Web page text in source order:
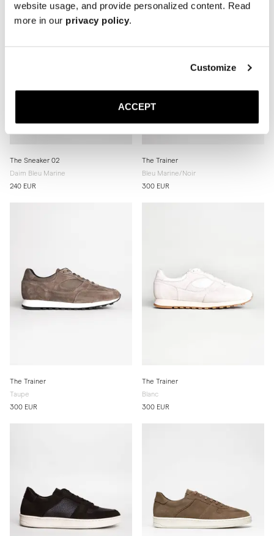
website usage, and provide personalized content. Read
more in our privacy policy.
Customize
ACCEPT
The Sneaker 02
Daim Bleu Marine
240 EUR
The Trainer
Bleu Marine/Noir
300 EUR
The Trainer
Taupe
300 EUR
The Trainer
Blanc
300 EUR